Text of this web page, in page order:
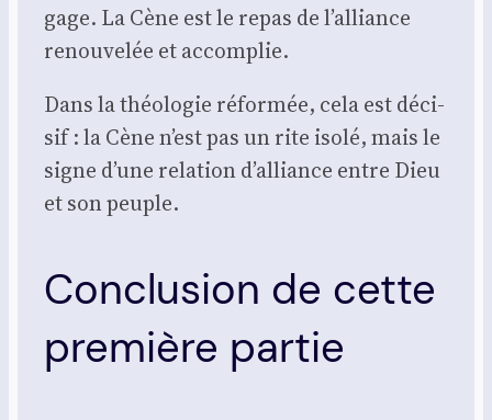
gage. La Cène est le repas de l’alliance
renou­ve­lée et accom­plie.
Dans la théo­lo­gie réfor­mée, cela est déci­
sif : la Cène n’est pas un rite iso­lé, mais le
signe d’une rela­tion d’alliance entre Dieu
et son peuple.
Conclusion de cette
première partie